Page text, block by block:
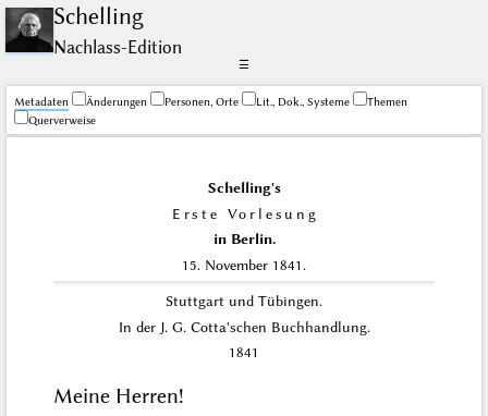
Schelling
Nachlass-Edition
☰
Me­ta­da­ten Änderungen Personen, Orte Lit., Dok., Systeme
Themen
Querverweise
Schelling's
Erste Vorlesung
in Berlin.
15. November 1841.
Stuttgart und Tübingen.
In der J. G. Cotta'schen Buchhandlung.
1841
Meine Herren!